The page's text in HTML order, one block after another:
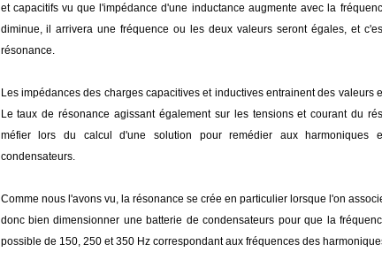
et capacitifs vu que l'impédance d'une inductance augmente avec la
diminue, il arrivera une fréquence ou les deux valeurs seront égales, et
résonance.
Les impédances des charges capacitives et inductives entrainent des valeurs
Le taux de résonance agissant également sur les tensions et courant du
méfier lors du calcul d'une solution pour remédier aux harmoniques
condensateurs.
Comme nous l'avons vu, la résonance se crée en particulier lorsque l'on
donc bien dimensionner une batterie de condensateurs pour que la
possible de 150, 250 et 350 Hz correspondant aux fréquences des